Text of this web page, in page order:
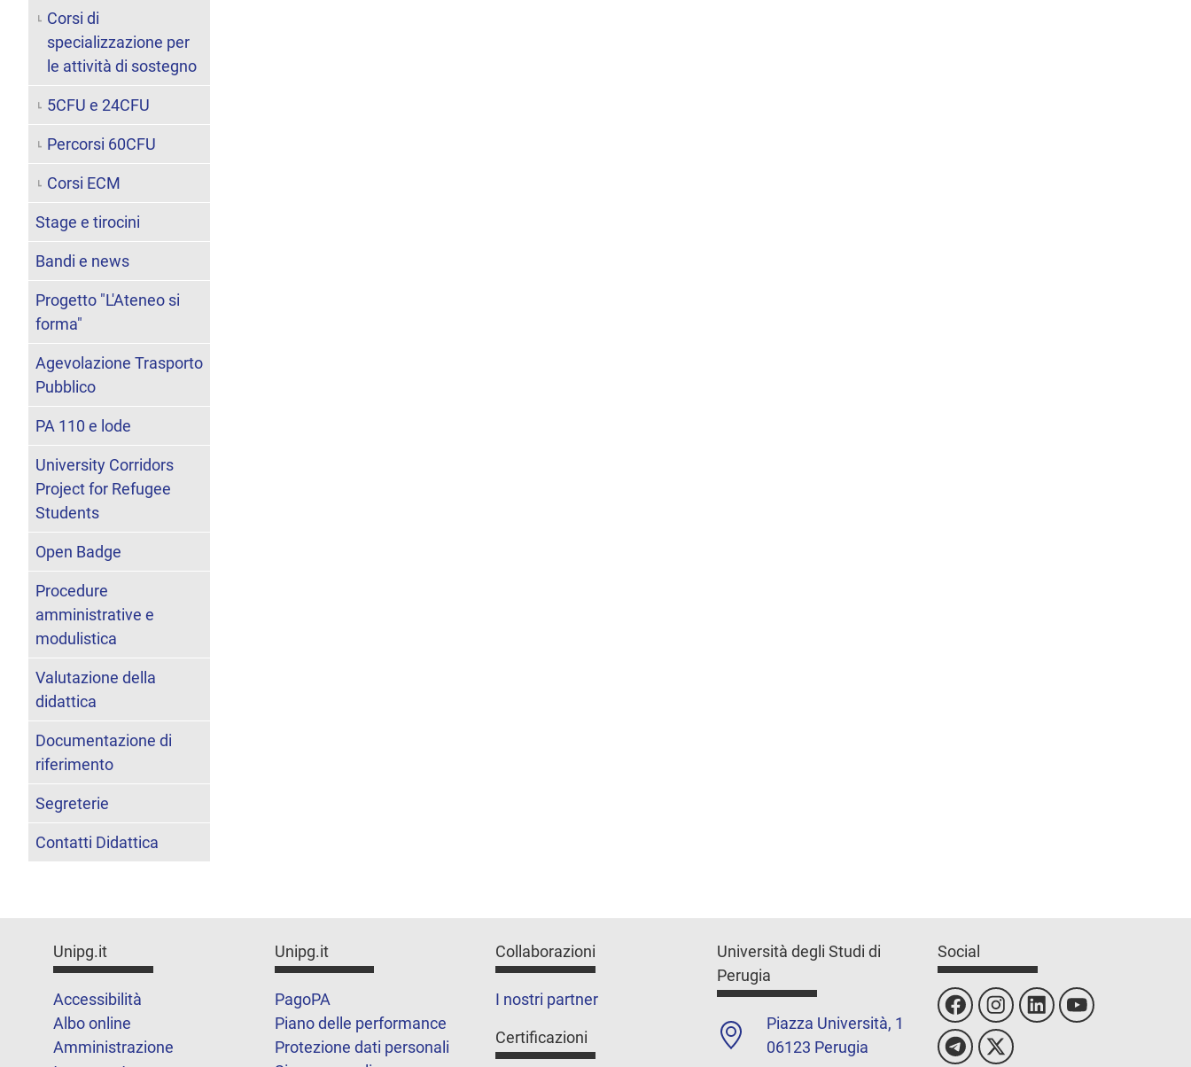
Corsi di
specializzazione per
le attività di sostegno
5CFU e 24CFU
Percorsi 60CFU
Corsi ECM
Stage e tirocini
Bandi e news
Progetto "L'Ateneo si
forma"
Agevolazione Trasporto
Pubblico
PA 110 e lode
University Corridors
Project for Refugee
Students
Open Badge
Procedure
amministrative e
modulistica
Valutazione della
didattica
Documentazione di
riferimento
Segreterie
Contatti Didattica
Unipg.it
Accessibilità
Albo online
Amministrazione
Unipg.it
PagoPA
Piano delle performance
Protezione dati personali
Collaborazioni
I nostri partner
Certificazioni
Università degli Studi di
Perugia
Piazza Università, 1
06123 Perugia
Social